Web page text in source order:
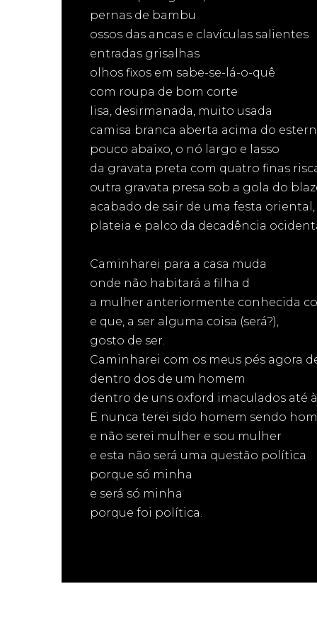
pernas de bambu
ossos das ancas e clavículas salientes
entradas grisalhas
olhos fixos em sabe-se-lá-o-quê
com roupa de bom corte
lisa, desirmanada, muito usada
camisa branca aberta acima do
pouco abaixo, o nó largo e lasso
da gravata preta com quatro finas
outra gravata presa sob a gola do
acabado de sair de uma festa oriental,
plateia e palco da decadência
Caminharei para a casa muda
onde não habitará a filha d
a mulher anteriormente conhecida
e que, a ser alguma coisa (será?),
gosto de ser.
Caminharei com os meus pés agora
dentro dos de um homem
dentro de uns oxford imaculados até
E nunca terei sido homem sendo
e não serei mulher e sou mulher
e esta não será uma questão política
porque só minha
e será só minha
porque foi política.